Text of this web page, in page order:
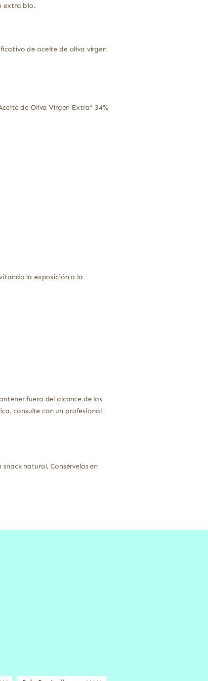
extra bio.
de aceite de oliva virgen
de Oliva Virgen Extra* 34%
la exposición a la
fuera del alcance de los
consulte con un profesional
natural. Consérvelas en